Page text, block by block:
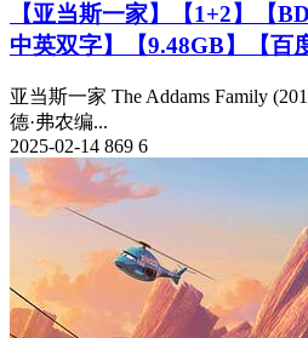
【亚当斯一家】【1+2】【
中英双字】【9.48GB】【百
亚当斯一家 The Addams Family
德·弗农编...
2025-02-14 869 6